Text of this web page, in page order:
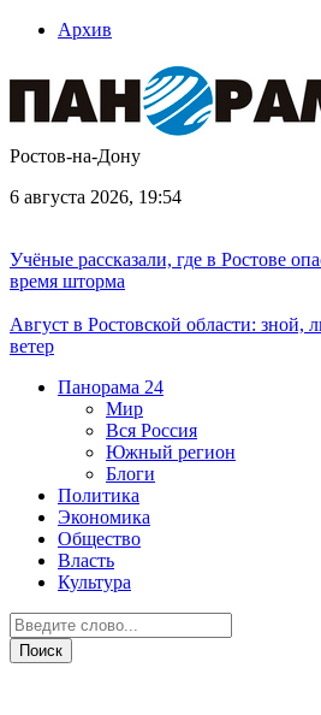
Архив
Ростов-на-Дону
6 августа 2026, 19:54
Учёные рассказали, где в Ростове
время шторма
Август в Ростовской области: зной,
ветер
Панорама 24
Мир
Вся Россия
Южный регион
Блоги
Политика
Экономика
Общество
Власть
Культура